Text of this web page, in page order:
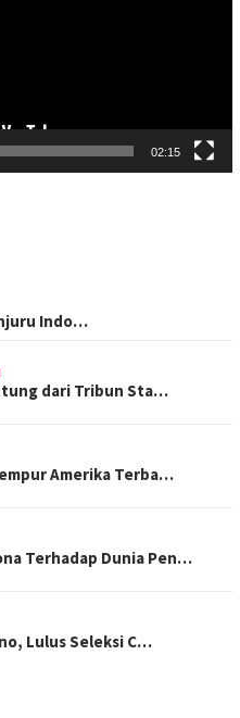
02:15
Indo…
dari Tribun Sta…
Amerika Terba…
Terhadap Dunia Pen…
Lulus Seleksi C…